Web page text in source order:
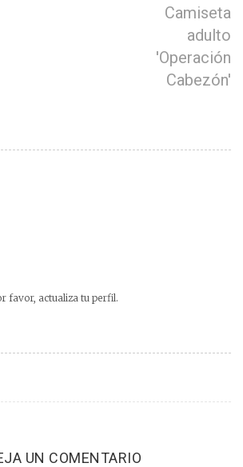
Camiseta
adulto
'Operación
Cabezón'
favor, actualiza tu perfil.
UN COMENTARIO